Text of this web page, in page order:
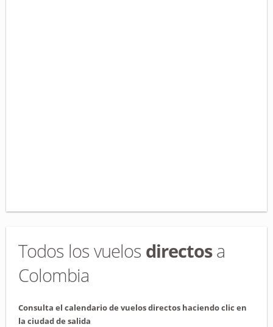
Todos los vuelos directosa
Colombia
Consulta el calendario de vuelos directos haciendo clic en
la ciudad de salida